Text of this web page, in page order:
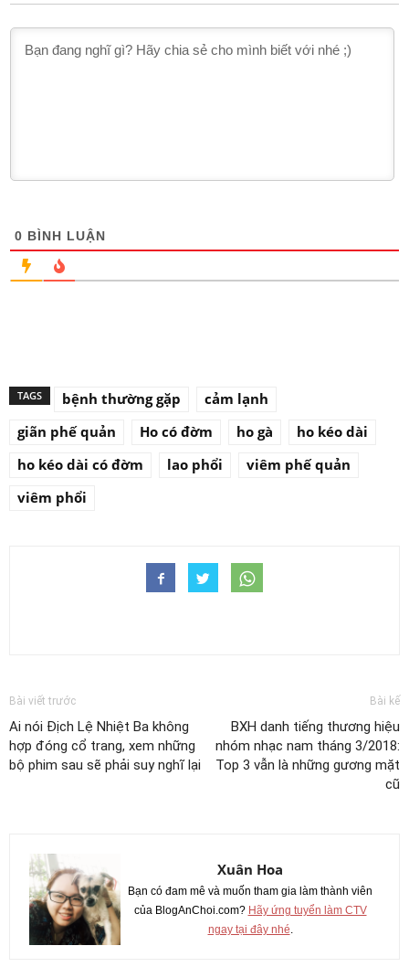
0 BÌNH LUẬN
TAGS bệnh thường gặp
cảm lạnh
giãn phế quản
Ho có đờm ho gà
ho kéo dài
ho kéo dài có đờm
lao phổi
viêm phế quản
viêm phổi
Bài viết trước
Ai nói Địch Lệ Nhiệt Ba không
hợp đóng cổ trang, xem những
bộ phim sau sẽ phải suy nghĩ lại
Bài kế
BXH danh tiếng thương hiệu
nhóm nhạc nam tháng 3/2018:
Top 3 vẫn là những gương mặt
cũ
Xuân Hoa
Bạn có đam mê và muốn tham gia làm thành viên
của BlogAnChoi.com? Hãy ứng tuyển làm CTV
ngay tại đây nhé.